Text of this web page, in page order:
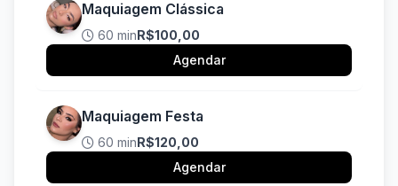
Maquiagem Clássica
60 minR$100,00
Agendar
Maquiagem Festa
60 minR$120,00
Agendar